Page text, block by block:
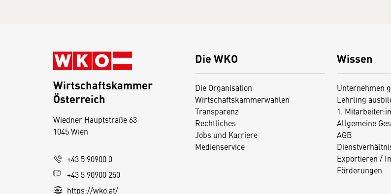
Die WKO
Die Organisation
Wirtschaftskammerwahlen
Transparenz
Rechtliches
Jobs und Karriere
Medienservice
Wissen
Unternehmen
Lehrling
1. Mitarbeiter:in
Allgemeine
AGB
Exportieren /
Förderungen
Wirtschaftskammer
Österreich
Wiedner Hauptstraße 63
1045 Wien
+43 5 90900 0
+43 5 90900 250
https://wko.at/